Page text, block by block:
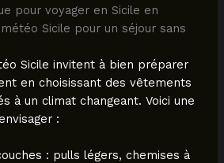
pour voyager en Sicile en
Sicile pour un séjour sans
Sicile invitent à bien préparer
en choisissant des vêtements
à un climat changeant. Voici une
:
: pulls légers, chemises à